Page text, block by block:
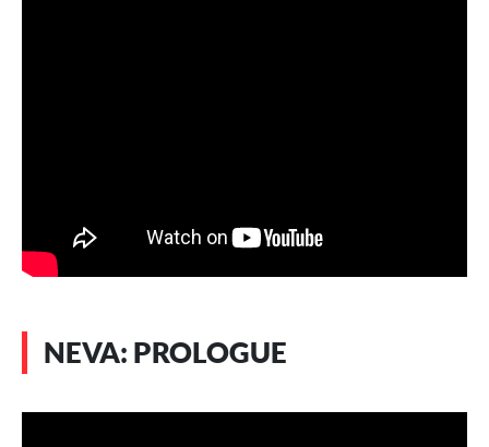
NEVA: PROLOGUE